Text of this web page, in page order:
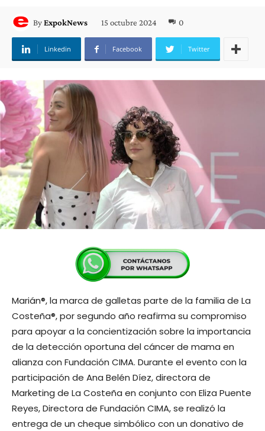
ByExpokNews 15 octubre 2024 0
Linkedin Facebook Twitter
Marián®, la marca de galletas parte de la familia de La
Costeña®, por segundo año reafirma su compromiso
para apoyar a la concientización sobre la importancia
de la detección oportuna del cáncer de mama en
alianza con Fundación CIMA. Durante el evento con la
participación de Ana Belén Díez, directora de
Marketing de La Costeña en conjunto con Eliza Puente
Reyes, Directora de Fundación CIMA, se realizó la
entrega de un cheque simbólico con un donativo de